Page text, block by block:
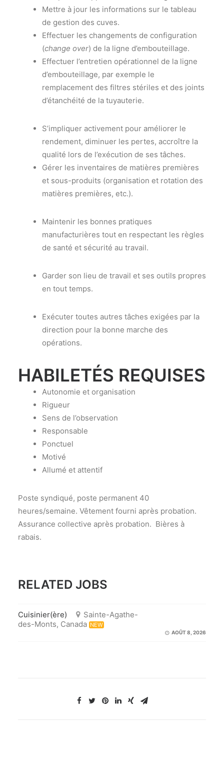
Mettre à jour les informations sur le tableau
de gestion des cuves.
Effectuer les changements de configuration
(change over) de la ligne d’embouteillage.
Effectuer l’entretien opérationnel de la ligne
d’embouteillage, par exemple le
remplacement des filtres stériles et des joints
d’étanchéité de la tuyauterie.
S’impliquer activement pour améliorer le
rendement, diminuer les pertes, accroître la
qualité lors de l’exécution de ses tâches.
Gérer les inventaires de matières premières
et sous-produits (organisation et rotation des
matières premières, etc.).
Maintenir les bonnes pratiques
manufacturières tout en respectant les règles
de santé et sécurité au travail.
Garder son lieu de travail et ses outils propres
en tout temps.
Exécuter toutes autres tâches exigées par la
direction pour la bonne marche des
opérations.
HABILETÉS REQUISES
Autonomie et organisation
Rigueur
Sens de l’observation
Responsable
Ponctuel
Motivé
Allumé et attentif
Poste syndiqué, poste permanent 40
heures/semaine. Vêtement fourni après probation.
Assurance collective après probation. Bières à
rabais.
RELATED JOBS
Cuisinier(ère)
Sainte-Agathe-
des-Monts, Canada NEW
AOÛT 8, 2026